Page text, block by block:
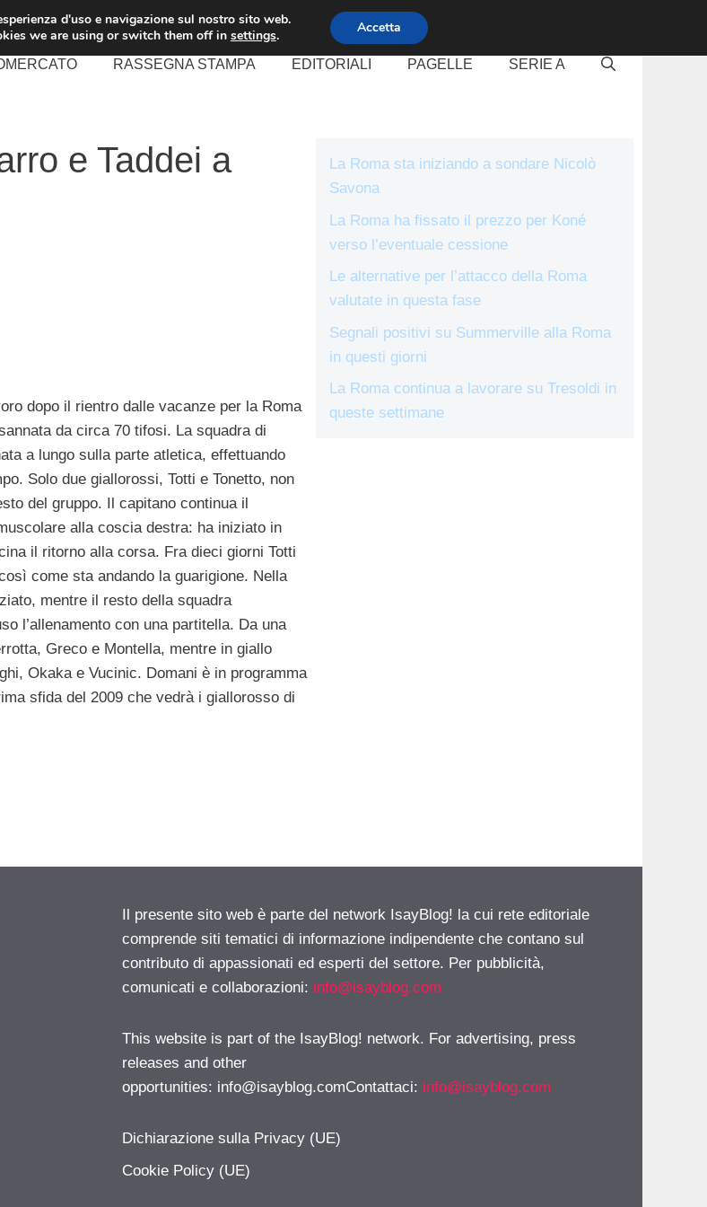
RASSEGNA STAMPA EDITORIALI PAGELLE SERIE A
e Taddei a
dopo il rientro dalle vacanze per la Roma
da circa 70 tifosi. La squadra di
a lungo sulla parte atletica, effettuando
Solo due giallorossi, Totti e Tonetto, non
del gruppo. Il capitano continua il
alla coscia destra: ha iniziato in
il ritorno alla corsa. Fra dieci giorni Totti
come sta andando la guarigione. Nella
mentre il resto della squadra
l’allenamento con una partitella. Da una
Greco e Montella, mentre in giallo
Okaka e Vucinic. Domani è in programma
sfida del 2009 che vedrà i giallorosso di
La Roma sta iniziando a sondare Nicolò
Savona
La Roma ha fissato il prezzo per Koné
verso l’eventuale cessione
Le alternative per l’attacco della Roma
valutate in questa fase
Segnali positivi su Summerville alla Roma
in questi giorni
La Roma continua a lavorare su Tresoldi in
queste settimane
Il presente sito web è parte del network IsayBlog! la cui rete editoriale
comprende siti tematici di informazione indipendente che contano sul
contributo di appassionati ed esperti del settore. Per pubblicità,
comunicati e collaborazioni: info@isayblog.com
This website is part of the IsayBlog! network. For advertising, press
releases and other
opportunities: info@isayblog.comContattaci: info@isayblog.com
Dichiarazione sulla Privacy (UE)
Cookie Policy (UE)
d'uso e navigazione sul nostro sito web.
we are using or switch them off in settings. Accetta